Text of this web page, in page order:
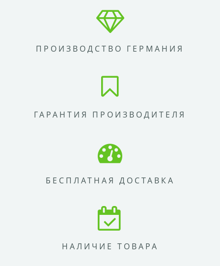
ПРОИЗВОДСТВО ГЕРМАНИЯ
ГАРАНТИЯ ПРОИЗВОДИТЕЛЯ
БЕСПЛАТНАЯ ДОСТАВКА
НАЛИЧИЕ ТОВАРА